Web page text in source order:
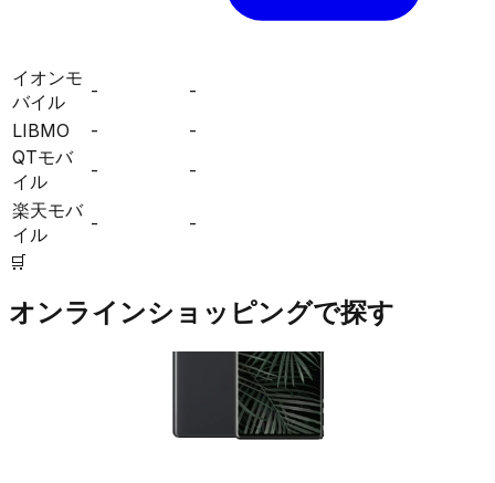
イオンモ
バイル
-
-
LIBMO
-
-
QTモバ
イル
-
-
楽天モバ
イル
-
-
🛒
オンラインショッピングで探す